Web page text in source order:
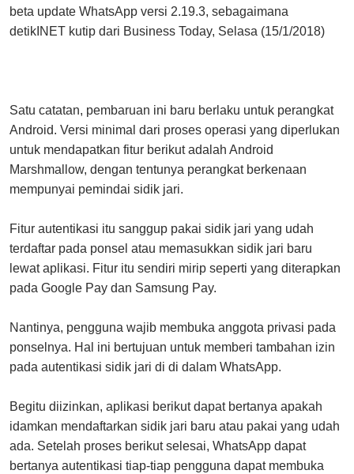
beta update WhatsApp versi 2.19.3, sebagaimana
detikINET kutip dari Business Today, Selasa (15/1/2018)
Satu catatan, pembaruan ini baru berlaku untuk perangkat
Android. Versi minimal dari proses operasi yang diperlukan
untuk mendapatkan fitur berikut adalah Android
Marshmallow, dengan tentunya perangkat berkenaan
mempunyai pemindai sidik jari.
Fitur autentikasi itu sanggup pakai sidik jari yang udah
terdaftar pada ponsel atau memasukkan sidik jari baru
lewat aplikasi. Fitur itu sendiri mirip seperti yang diterapkan
pada Google Pay dan Samsung Pay.
Nantinya, pengguna wajib membuka anggota privasi pada
ponselnya. Hal ini bertujuan untuk memberi tambahan izin
pada autentikasi sidik jari di di dalam WhatsApp.
Begitu diizinkan, aplikasi berikut dapat bertanya apakah
idamkan mendaftarkan sidik jari baru atau pakai yang udah
ada. Setelah proses berikut selesai, WhatsApp dapat
bertanya autentikasi tiap-tiap pengguna dapat membuka